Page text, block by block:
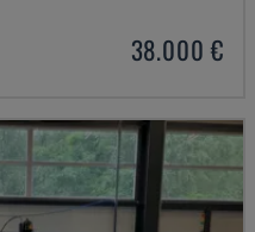
38.000 €